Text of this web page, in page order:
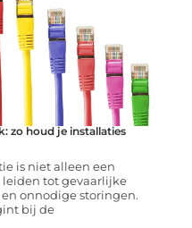
zo houd je installaties
is niet alleen een
tot gevaarlijke
onnodige storingen.
bij de